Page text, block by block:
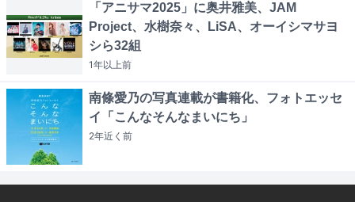
「アニサマ2025」に奥井雅美、JAM
Project、水樹奈々、LiSA、オーイシマサヨ
シら32組
1年以上前
南條愛乃の写真連載が書籍化、フォトエッセ
イ「こんなそんなまいにち」
2年近く 前